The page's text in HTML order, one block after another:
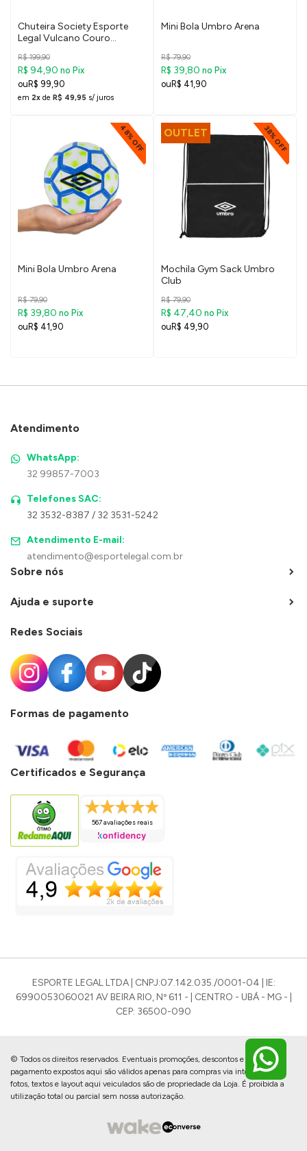
Chuteira Society Esporte
Legal Vulcano Couro
R$ 199,90
R$ 94,90 no Pix
R$ 99,90
em 2x de R$ 49,95 s/ juros
Mini Bola Umbro Arena
R$ 79,90
R$ 39,80 no Pix
R$ 41,90
48% OFF
Mini Bola Umbro Arena
R$ 79,90
R$ 39,80 no Pix
R$ 41,90
OUTLET 38% OFF
Mochila Gym Sack Umbro
Club
R$ 79,90
R$ 47,40 no Pix
R$ 49,90
Atendimento
WhatsApp:
32 99857-7003
Telefones SAC:
32 3532-8387 / 32 3531-5242
Atendimento E-mail:
atendimento@esportelegal.com.br
Sobre nós
Ajuda e suporte
Redes Sociais
Formas de pagamento
Certificados e Segurança
567 avaliações reais
ESPORTE LEGAL LTDA | CNPJ:07.142.035./0001-04 | IE:
6990053060021 AV BEIRA RIO, Nº 611 - | CENTRO - UBÁ - MG - |
CEP: 36500-090
© Todos os direitos reservados. Eventuais promoções, descontos e prazos de
pagamento expostos aqui são válidos apenas para compras via internet. As
fotos, textos e layout aqui veiculados são de propriedade da Loja. É proibida a
utilização total ou parcial sem nossa autorização.